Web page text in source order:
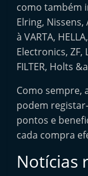
como também
Elring, Nissens,
à VARTA,
Electronics, ZF,
FILTER, Holts
Como sempre,
podem
pontos e
cada compra
Notícias